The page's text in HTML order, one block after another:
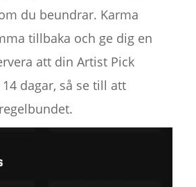
du beundrar. Karma
tillbaka och ge dig en
att din Artist Pick
dagar, så se till att